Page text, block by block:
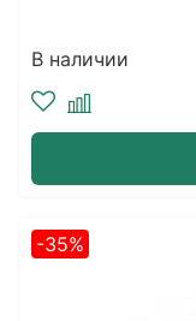
В наличии
-35%